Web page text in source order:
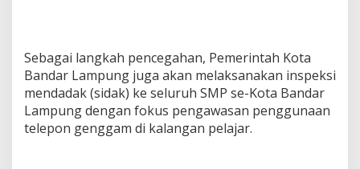
Sebagai langkah pencegahan, Pemerintah Kota
Bandar Lampung juga akan melaksanakan inspeksi
mendadak (sidak) ke seluruh SMP se-Kota Bandar
Lampung dengan fokus pengawasan penggunaan
telepon genggam di kalangan pelajar.